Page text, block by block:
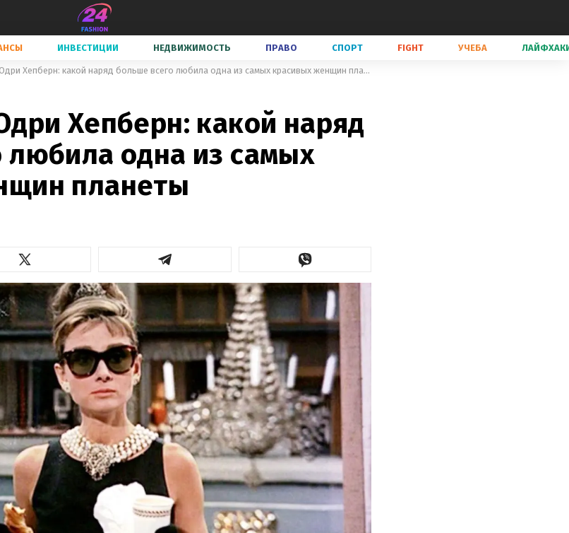
ИНВЕСТИЦИИ НЕДВИЖИМОСТЬ ПРАВО СПОРТ FIGHT УЧЕБА
Икона стиля Одри Хепберн: какой наряд больше всего любила одна из самых красивых женщин планеты
Хепберн: какой наряд
любила одна из самых
планеты